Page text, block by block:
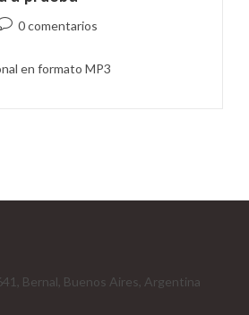
0 comentarios
en formato MP3
Bernal, Buenos Aires, Argentina